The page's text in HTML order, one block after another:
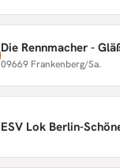
Die Rennmacher -
09669 Frankenberg/Sa.
ESV Lok Berlin-